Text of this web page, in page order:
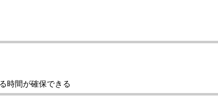
時間が確保できる